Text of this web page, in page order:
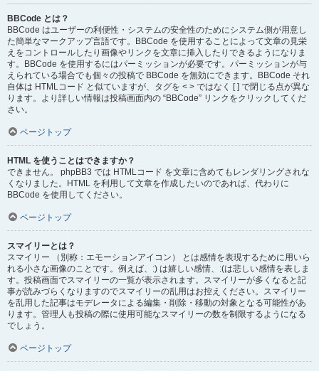
BBCode とは？
BBCode はユーザーの利便性・システムの安全性のためにシステム側が用意し
た簡単なマークアップ言語です。BBCode を使用することによって文章の見栄
えをコントロールしたり画像やリンクを文章に挿入したりできるようになりま
す。BBCode を使用するにはパーミッションが必要です。パーミッションが与
えられている場合でも個々の投稿で BBCode を無効にできます。BBCode それ
自体は HTMLコード と似ていますが、タグを < > ではなく [ ] で閉じる点が異な
ります。より詳しい情報は投稿画面内の “BBCode” リンクをクリックしてくだ
さい。
ページトップ
HTML を使うことはできますか？
できません。 phpBB3 では HTMLコード を文章に含めてもレンダリングされな
くなりました。HTML を利用して文章を作成したいのであれば、代わりに
BBCode を使用してください。
ページトップ
スマイリーとは？
スマイリー （別称：エモーションアイコン） とは感情を表現するために用いら
れる小さな画像のことです。例えば、:) は嬉しい感情、:(は悲しい感情を表しま
す。投稿画面でスマイリーの一覧が表示されます。スマイリーが多くなると記
事が読みづらくなりますのでスマイリーの乱用はお控えください。スマイリー
を乱用した記事はモデレータによる編集・削除・移動の対象となる可能性があ
ります。管理人も投稿の際に使用可能なスマイリーの数を制限するようになる
でしょう。
ページトップ